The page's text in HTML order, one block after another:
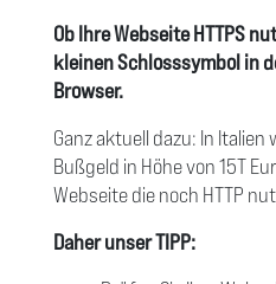
Ob Ihre Webseite HTTPS
kleinen Schlosssymbol in
Browser.
Ganz aktuell dazu: In
Bußgeld in Höhe von 15T
Webseite die noch HTTP
Daher unser TIPP: